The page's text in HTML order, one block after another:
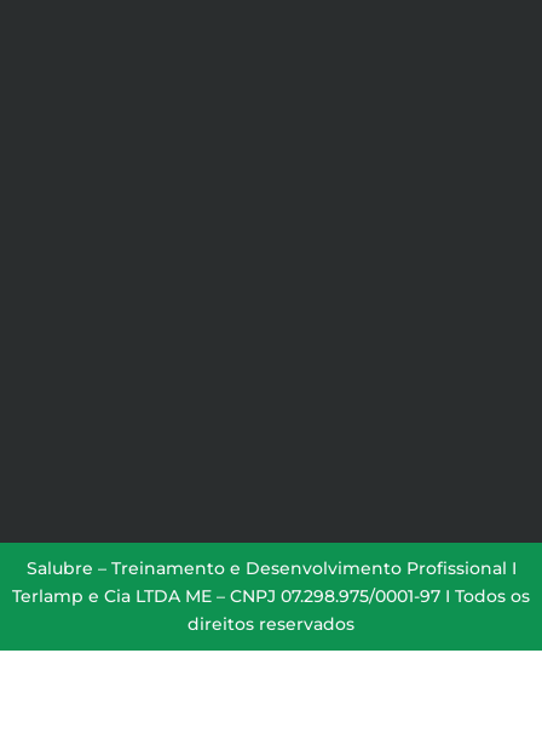
Salubre – Treinamento e Desenvolvimento Profissional I
Terlamp e Cia LTDA ME – CNPJ 07.298.975/0001-97 I Todos os
direitos reservados